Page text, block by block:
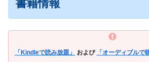
書籍情報
「Kindleで読み放題」 および 「オーディブルで